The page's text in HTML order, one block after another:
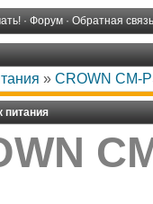
· Форум · Обратная связь
» CROWN CM-
питания